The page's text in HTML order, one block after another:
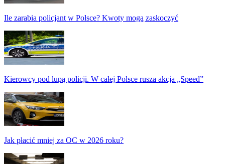
Ile zarabia policjant w Polsce? Kwoty mogą zaskoczyć
Kierowcy pod lupą policji. W całej Polsce rusza akcja „Speed”
Jak płacić mniej za OC w 2026 roku?